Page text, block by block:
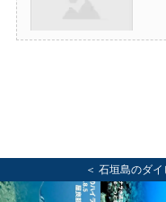
＜ 石垣島のダ